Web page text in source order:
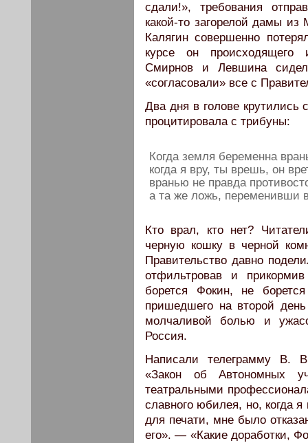
сдали!», требования
какой-то загорелой дамы
Калягин совершенно
курсе он происходящего
Смирнов и Левшина
«согласовали» все с
Два дня в голове крутились
процитировала с трибуны:
Когда земля беременна
когда я вру, ты врешь, он
вранью не правда
а та же ложь, переменивши
Кто врал, кто нет?
черную кошку в черной
Правительство давно
отфильтровав и
борется Фокин, не
пришедшего на второй
молчаливой болью и
Россия.
Написали телеграмму В.
«Закон об Автономных
театральными
славного юбилея, но, когда
для печати, мне было
его». — «Какие доработки,